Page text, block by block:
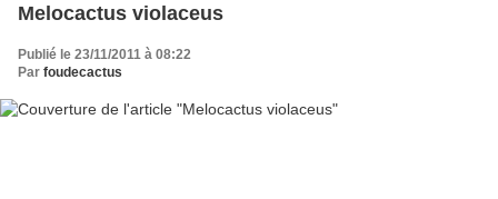
Melocactus violaceus
Publié le 23/11/2011 à 08:22
Par foudecactus